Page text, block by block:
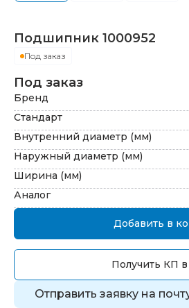
Подшипник 1000952
Под заказ
Под заказ
Бренд
Стандарт
Внутренний диаметр (мм)
Наружный диаметр (мм)
Ширина (мм)
Аналог
Добавить в
Получить КП в
Отправить заявку на